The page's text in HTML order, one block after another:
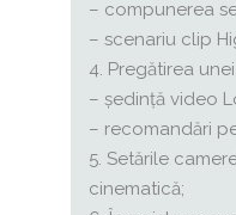
– compunerea
– scenariu clip
Pregătirea
– ședință video
– recomandări
Setările
cinematică;